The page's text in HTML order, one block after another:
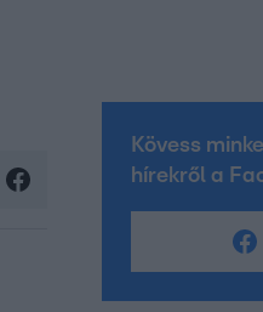
Kövess
hírekről a